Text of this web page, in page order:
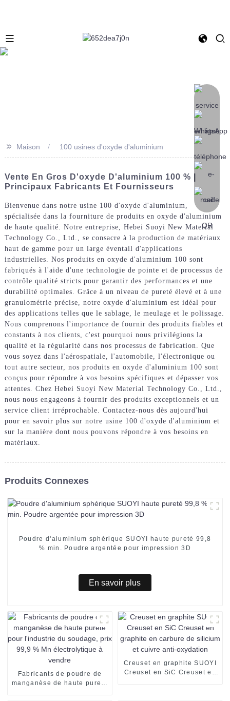
>> Maison 100 usines d'oxyde d'aluminium
Vente En Gros D'oxyde D'aluminium 100 % |
Principaux Fabricants Et Fournisseurs
Bienvenue dans notre usine 100 d'oxyde d'aluminium,
spécialisée dans la fourniture de produits en oxyde d'aluminium
de haute qualité. Notre entreprise, Hebei Suoyi New Material
Technology Co., Ltd., se consacre à la production de matériaux
haut de gamme pour un large éventail d'applications
industrielles. Nos produits en oxyde d'aluminium 100 sont
fabriqués à l'aide d'une technologie de pointe et de processus de
contrôle qualité stricts pour garantir des performances et une
durabilité optimales. Grâce à un niveau de pureté élevé et à une
granulométrie précise, notre oxyde d'aluminium est idéal pour
des applications telles que le sablage, le meulage et le polissage.
Nous comprenons l'importance de fournir des produits fiables et
constants à nos clients, c'est pourquoi nous privilégions la
qualité et la régularité dans nos processus de fabrication. Que
vous soyez dans l'aérospatiale, l'automobile, l'électronique ou
tout autre secteur, nos produits en oxyde d'aluminium 100 sont
conçus pour répondre à vos besoins spécifiques et dépasser vos
attentes. Chez Hebei Suoyi New Material Technology Co., Ltd.,
nous nous engageons à fournir des produits exceptionnels et un
service client irréprochable. Contactez-nous dès aujourd'hui
pour en savoir plus sur notre usine 100 d'oxyde d'aluminium et
sur la manière dont nous pouvons répondre à vos besoins en
matériaux.
Produits Connexes
Poudre d'aluminium sphérique SUOYI haute pureté 99,8
% min. Poudre argentée pour impression 3D
En savoir plus
Fabricants de poudre de
manganèse de haute pureté
Creuset en graphite SUOYI
Creuset en SiC Creuset en